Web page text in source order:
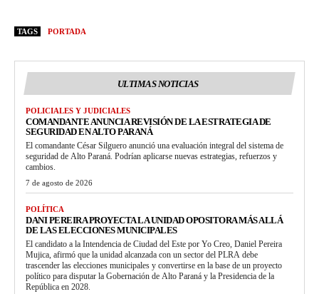
TAGS PORTADA
ULTIMAS NOTICIAS
POLICIALES Y JUDICIALES
COMANDANTE ANUNCIA REVISIÓN DE LA ESTRATEGIA DE
SEGURIDAD EN ALTO PARANÁ
El comandante César Silguero anunció una evaluación integral del sistema de
seguridad de Alto Paraná. Podrían aplicarse nuevas estrategias, refuerzos y
cambios.
7 de agosto de 2026
POLÍTICA
DANI PEREIRA PROYECTA LA UNIDAD OPOSITORA MÁS ALLÁ
DE LAS ELECCIONES MUNICIPALES
El candidato a la Intendencia de Ciudad del Este por Yo Creo, Daniel Pereira
Mujica, afirmó que la unidad alcanzada con un sector del PLRA debe
trascender las elecciones municipales y convertirse en la base de un proyecto
político para disputar la Gobernación de Alto Paraná y la Presidencia de la
República en 2028.